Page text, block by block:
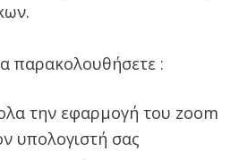
παρακολουθήσετε :
την εφαρμογή του zoom
υπολογιστή σας